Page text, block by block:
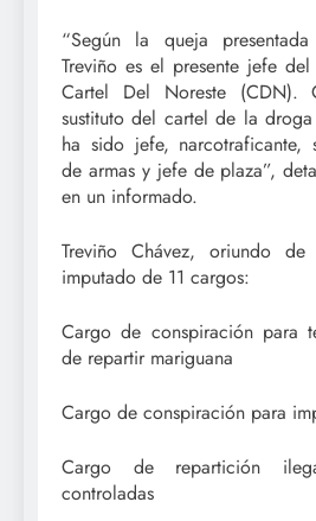
“Según la queja
Treviño es el presente jefe
Cartel Del Noreste (CDN).
sustituto del cartel de la
ha sido jefe, narcotraficante,
de armas y jefe de plaza”,
en un informado.
Treviño Chávez, oriundo de
imputado de 11 cargos:
Cargo de conspiración para
de repartir mariguana
Cargo de conspiración para
Cargo de repartición
controladas